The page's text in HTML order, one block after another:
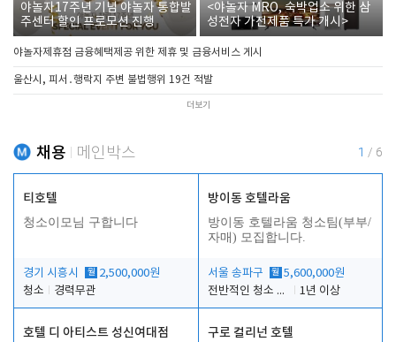
야놀자17주년 기념 야놀자 통합발
주센터 할인 프로모션 진행
<야놀자 MRO, 숙박업소 위한 삼
성전자 가전제품 특가 개시>
야놀자제휴점 금융혜택제공 위한 제휴 및 금융서비스 게시
울산시, 피서․행락지 주변 불법행위 19건 적발
더보기
채용 메인박스 1 / 6
티호텔
청소이모님 구합니다
경기 시흥시 월 2,500,000원
청소
경력무관
방이동 호텔라움
방이동 호텔라움 청소팀(부부/
자매) 모집합니다.
서울 송파구 월 5,600,000원
전반적인 청소 업무(객실청소.객실정리)
1년 이상
호텔 디 아티스트 성신여대점 구로 컬리넌 호텔